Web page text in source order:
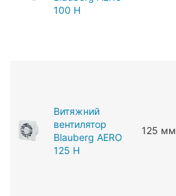
100 H
Витяжний
вентилятор
Blauberg AERO
125 H
125 мм